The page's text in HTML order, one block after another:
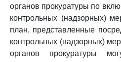
органов прокуратуры по
контрольных (надзорных)
план, представленные
контрольных (надзорных)
органов прокуратуры